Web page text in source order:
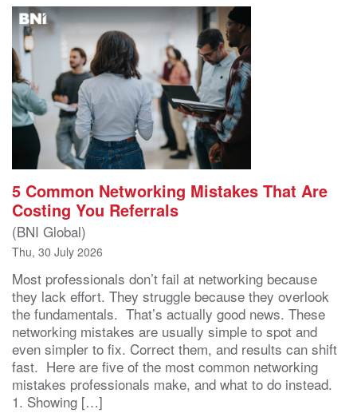
5 Common Networking Mistakes That Are
Costing You Referrals
(BNI Global)
Thu, 30 July 2026
Most professionals don’t fail at networking because
they lack effort. They struggle because they overlook
the fundamentals. That’s actually good news. These
networking mistakes are usually simple to spot and
even simpler to fix. Correct them, and results can shift
fast. Here are five of the most common networking
mistakes professionals make, and what to do instead.
1. Showing […]